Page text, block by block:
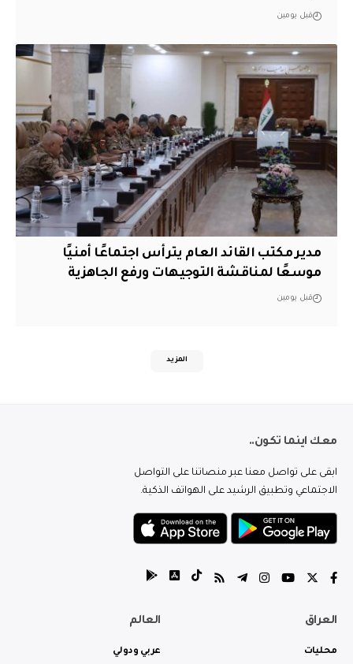
قبل يومين
مدير مكتب القائد العام يترأس اجتماعًا أمنيًا
موسعًا لمناقشة التوجيهات ورفع الجاهزية
قبل يومين
المزيد
معك اينما تكون..
ابقى على تواصل معنا عبر منصاتنا على التواصل
الاجتماعي وتطبيق الرشيد على الهواتف الذكية.
العراق
محليات
العالم
عربي ودولي